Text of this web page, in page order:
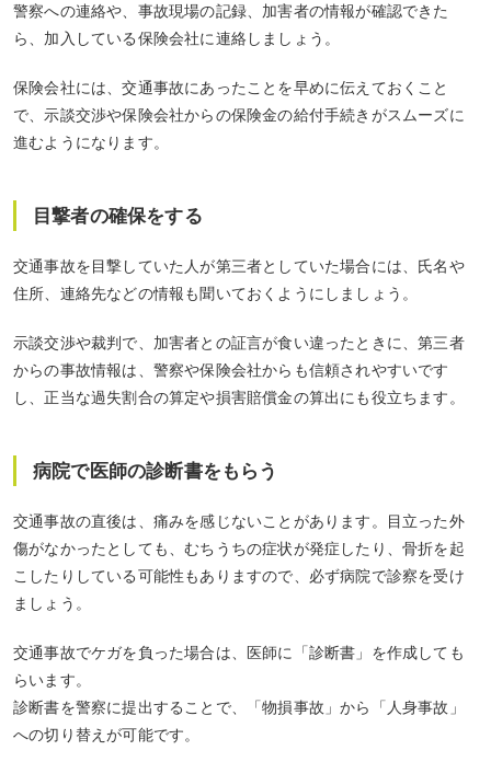
警察への連絡や、事故現場の記録、加害者の情報が確認できた
ら、加入している保険会社に連絡しましょう。
保険会社には、交通事故にあったことを早めに伝えておくこと
で、示談交渉や保険会社からの保険金の給付手続きがスムーズに
進むようになります。
目撃者の確保をする
交通事故を目撃していた人が第三者としていた場合には、氏名や
住所、連絡先などの情報も聞いておくようにしましょう。
示談交渉や裁判で、加害者との証言が食い違ったときに、第三者
からの事故情報は、警察や保険会社からも信頼されやすいです
し、正当な過失割合の算定や損害賠償金の算出にも役立ちます。
病院で医師の診断書をもらう
交通事故の直後は、痛みを感じないことがあります。目立った外
傷がなかったとしても、むちうちの症状が発症したり、骨折を起
こしたりしている可能性もありますので、必ず病院で診察を受け
ましょう。
交通事故でケガを負った場合は、医師に「診断書」を作成しても
らいます。
診断書を警察に提出することで、「物損事故」から「人身事故」
への切り替えが可能です。